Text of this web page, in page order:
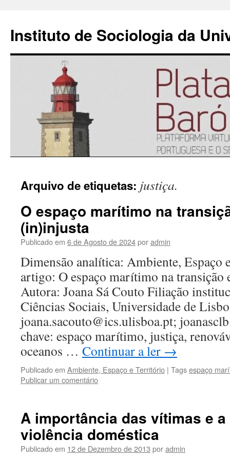
Instituto de Sociologia da
para
conteúdo
Arquivo de etiquetas: justiça.
O espaço marítimo na
(in)injusta
Publicado em 6 de Agosto de 2024poradmin
Dimensão analítica: Ambiente,
artigo: O espaço marítimo na
Autora: Joana Sá Couto Filiação
Ciências Sociais, Universidade de
joana.sacouto@ics.ulisboa.pt;
chave: espaço marítimo, justiça,
oceanos … Continuar a ler →
Publicado em Ambiente, Espaço e Território | Tagsespaço
Publicar um comentário
A importância das vítimas e
violência doméstica
Publicado em 12 de Dezembro de 2013 poradmin